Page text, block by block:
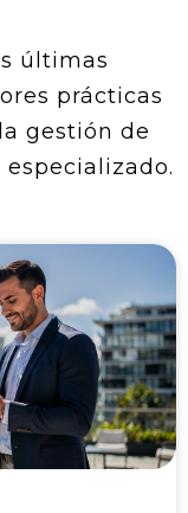
últimas
prácticas
gestión de